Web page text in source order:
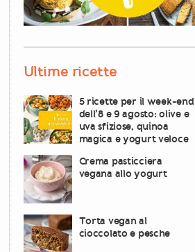
Ultime ricette
5 ricette per il week-end
dell’8 e 9 agosto: olive e
uva sfiziose, quinoa
magica e yogurt veloce
Crema pasticciera
vegana allo yogurt
Torta vegan al
cioccolato e pesche